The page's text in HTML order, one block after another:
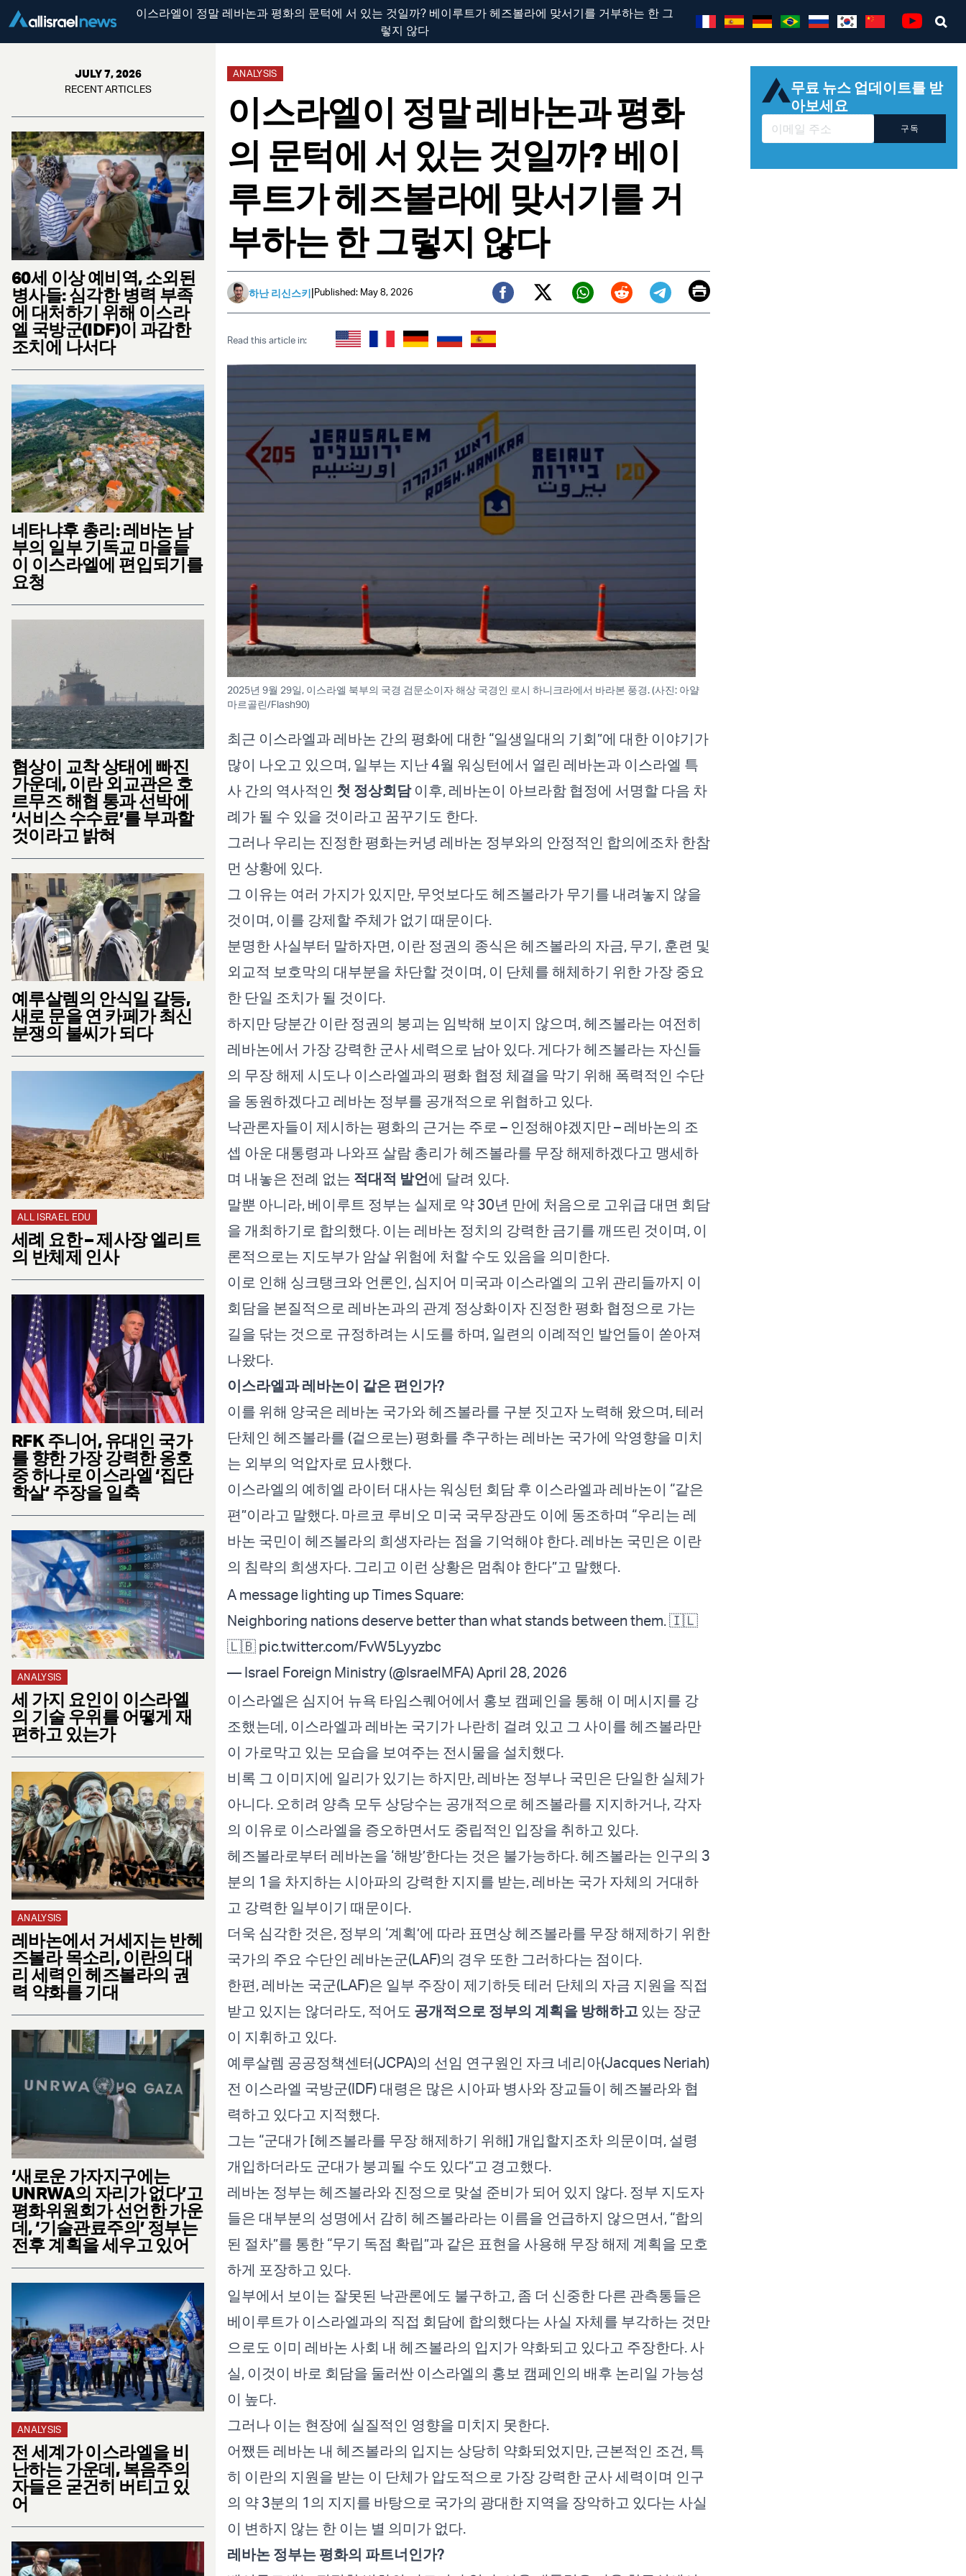
이스라엘이 정말 레바논과 평화의 문턱에 서 있는 것일까? 베이루트가 헤즈볼라에 맞서기를 거부하는 한 그
렇지 않다
JULY 7, 2026
RECENT ARTICLES
60세 이상 예비역, 소외된
병사들: 심각한 병력 부족
에 대처하기 위해 이스라
엘 국방군(IDF)이 과감한
조치에 나서다
네타냐후 총리: 레바논 남
부의 일부 기독교 마을들
이 이스라엘에 편입되기를
요청
협상이 교착 상태에 빠진
가운데, 이란 외교관은 호
르무즈 해협 통과 선박에
‘서비스 수수료’를 부과할
것이라고 밝혀
예루살렘의 안식일 갈등,
새로 문을 연 카페가 최신
분쟁의 불씨가 되다
ALL ISRAEL EDU
세례 요한 – 제사장 엘리트
의 반체제 인사
RFK 주니어, 유대인 국가
를 향한 가장 강력한 옹호
중 하나로 이스라엘 ‘집단
학살’ 주장을 일축
ANALYSIS
세 가지 요인이 이스라엘
의 기술 우위를 어떻게 재
편하고 있는가
ANALYSIS
레바논에서 거세지는 반헤
즈볼라 목소리, 이란의 대
리 세력인 헤즈볼라의 권
력 약화를 기대
‘새로운 가자지구에는
UNRWA의 자리가 없다’고
평화위원회가 선언한 가운
데, ‘기술관료주의’ 정부는
전후 계획을 세우고 있어
ANALYSIS
전 세계가 이스라엘을 비
난하는 가운데, 복음주의
자들은 굳건히 버티고 있
어
ANALYSIS
이스라엘이 정말 레바논과 평화
의 문턱에 서 있는 것일까? 베이
루트가 헤즈볼라에 맞서기를 거
부하는 한 그렇지 않다
하난 리신스키|Published: May 8, 2026
Facebook
Twitter (X)
Whatsapp
RedditTelegram
EmailPrint
Read this article in:
2025년 9월 29일, 이스라엘 북부의 국경 검문소이자 해상 국경인 로시 하니크라에서 바라본 풍경. (사진: 아얄
마르골린/Flash90)
최근 이스라엘과 레바논 간의 평화에 대한 “일생일대의 기회”에 대한 이야기가
많이 나오고 있으며, 일부는 지난 4월 워싱턴에서 열린 레바논과 이스라엘 특
사 간의 역사적인 첫 정상회담이후, 레바논이 아브라함 협정에 서명할 다음 차
례가 될 수 있을 것이라고 꿈꾸기도 한다.
그러나 우리는 진정한 평화는커녕 레바논 정부와의 안정적인 합의에조차 한참
먼 상황에 있다.
그 이유는 여러 가지가 있지만, 무엇보다도 헤즈볼라가 무기를 내려놓지 않을
것이며, 이를 강제할 주체가 없기 때문이다.
분명한 사실부터 말하자면, 이란 정권의 종식은 헤즈볼라의 자금, 무기, 훈련 및
외교적 보호막의 대부분을 차단할 것이며, 이 단체를 해체하기 위한 가장 중요
한 단일 조치가 될 것이다.
하지만 당분간 이란 정권의 붕괴는 임박해 보이지 않으며, 헤즈볼라는 여전히
레바논에서 가장 강력한 군사 세력으로 남아 있다. 게다가 헤즈볼라는 자신들
의 무장 해제 시도나 이스라엘과의 평화 협정 체결을 막기 위해 폭력적인 수단
을 동원하겠다고 레바논 정부를 공개적으로 위협하고 있다.
낙관론자들이 제시하는 평화의 근거는 주로 – 인정해야겠지만 – 레바논의 조
셉 아운 대통령과 나와프 살람 총리가 헤즈볼라를 무장 해제하겠다고 맹세하
며 내놓은 전례 없는 적대적 발언에 달려 있다.
말뿐 아니라, 베이루트 정부는 실제로 약 30년 만에 처음으로 고위급 대면 회담
을 개최하기로 합의했다. 이는 레바논 정치의 강력한 금기를 깨뜨린 것이며, 이
론적으로는 지도부가 암살 위험에 처할 수도 있음을 의미한다.
이로 인해 싱크탱크와 언론인, 심지어 미국과 이스라엘의 고위 관리들까지 이
회담을 본질적으로 레바논과의 관계 정상화이자 진정한 평화 협정으로 가는
길을 닦는 것으로 규정하려는 시도를 하며, 일련의 이례적인 발언들이 쏟아져
나왔다.
이스라엘과 레바논이 같은 편인가?
이를 위해 양국은 레바논 국가와 헤즈볼라를 구분 짓고자 노력해 왔으며, 테러
단체인 헤즈볼라를 (겉으로는) 평화를 추구하는 레바논 국가에 악영향을 미치
는 외부의 억압자로 묘사했다.
이스라엘의 예히엘 라이터 대사는 워싱턴 회담 후 이스라엘과 레바논이 “같은
편”이라고 말했다. 마르코 루비오 미국 국무장관도 이에 동조하며 “우리는 레
바논 국민이 헤즈볼라의 희생자라는 점을 기억해야 한다. 레바논 국민은 이란
의 침략의 희생자다. 그리고 이런 상황은 멈춰야 한다”고 말했다.
A message lighting up Times Square:
Neighboring nations deserve better than what stands between them. 🇮🇱
🇱🇧 pic.twitter.com/FvW5Lyyzbc
— Israel Foreign Ministry (@IsraelMFA)April 28, 2026
이스라엘은 심지어 뉴욕 타임스퀘어에서 홍보 캠페인을 통해 이 메시지를 강
조했는데, 이스라엘과 레바논 국기가 나란히 걸려 있고 그 사이를 헤즈볼라만
이 가로막고 있는 모습을 보여주는 전시물을 설치했다.
비록 그 이미지에 일리가 있기는 하지만, 레바논 정부나 국민은 단일한 실체가
아니다. 오히려 양측 모두 상당수는 공개적으로 헤즈볼라를 지지하거나, 각자
의 이유로 이스라엘을 증오하면서도 중립적인 입장을 취하고 있다.
헤즈볼라로부터 레바논을 ‘해방’한다는 것은 불가능하다. 헤즈볼라는 인구의 3
분의 1을 차지하는 시아파의 강력한 지지를 받는, 레바논 국가 자체의 거대하
고 강력한 일부이기 때문이다.
더욱 심각한 것은, 정부의 ‘계획’에 따라 표면상 헤즈볼라를 무장 해제하기 위한
국가의 주요 수단인 레바논군(LAF)의 경우 또한 그러하다는 점이다.
한편, 레바논 국군(LAF)은 일부 주장이 제기하듯 테러 단체의 자금 지원을 직접
받고 있지는 않더라도, 적어도 공개적으로 정부의 계획을 방해하고 있는 장군
이 지휘하고 있다.
예루살렘 공공정책센터(JCPA)의 선임 연구원인 자크 네리아(Jacques Neriah)
전 이스라엘 국방군(IDF) 대령은 많은 시아파 병사와 장교들이 헤즈볼라와 협
력하고 있다고 지적했다.
그는 “군대가 [헤즈볼라를 무장 해제하기 위해] 개입할지조차 의문이며, 설령
개입하더라도 군대가 붕괴될 수도 있다”고 경고했다.
레바논 정부는 헤즈볼라와 진정으로 맞설 준비가 되어 있지 않다. 정부 지도자
들은 대부분의 성명에서 감히 헤즈볼라라는 이름을 언급하지 않으면서, “합의
된 절차”를 통한 “무기 독점 확립”과 같은 표현을 사용해 무장 해제 계획을 모호
하게 포장하고 있다.
일부에서 보이는 잘못된 낙관론에도 불구하고, 좀 더 신중한 다른 관측통들은
베이루트가 이스라엘과의 직접 회담에 합의했다는 사실 자체를 부각하는 것만
으로도 이미 레바논 사회 내 헤즈볼라의 입지가 약화되고 있다고 주장한다. 사
실, 이것이 바로 회담을 둘러싼 이스라엘의 홍보 캠페인의 배후 논리일 가능성
이 높다.
그러나 이는 현장에 실질적인 영향을 미치지 못한다.
어쨌든 레바논 내 헤즈볼라의 입지는 상당히 약화되었지만, 근본적인 조건, 특
히 이란의 지원을 받는 이 단체가 압도적으로 가장 강력한 군사 세력이며 인구
의 약 3분의 1의 지지를 바탕으로 국가의 광대한 지역을 장악하고 있다는 사실
이 변하지 않는 한 이는 별 의미가 없다.
레바논 정부는 평화의 파트너인가?
무료 뉴스 업데이트를 받
아보세요
구독